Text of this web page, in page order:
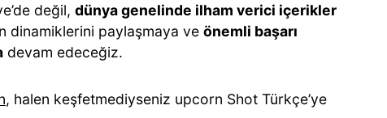
değil, dünya genelinde ilham verici içerikler
dinamiklerini paylaşmaya ve önemli başarı
devam edeceğiz.
, halen keşfetmediyseniz upcorn Shot Türkçe’ye